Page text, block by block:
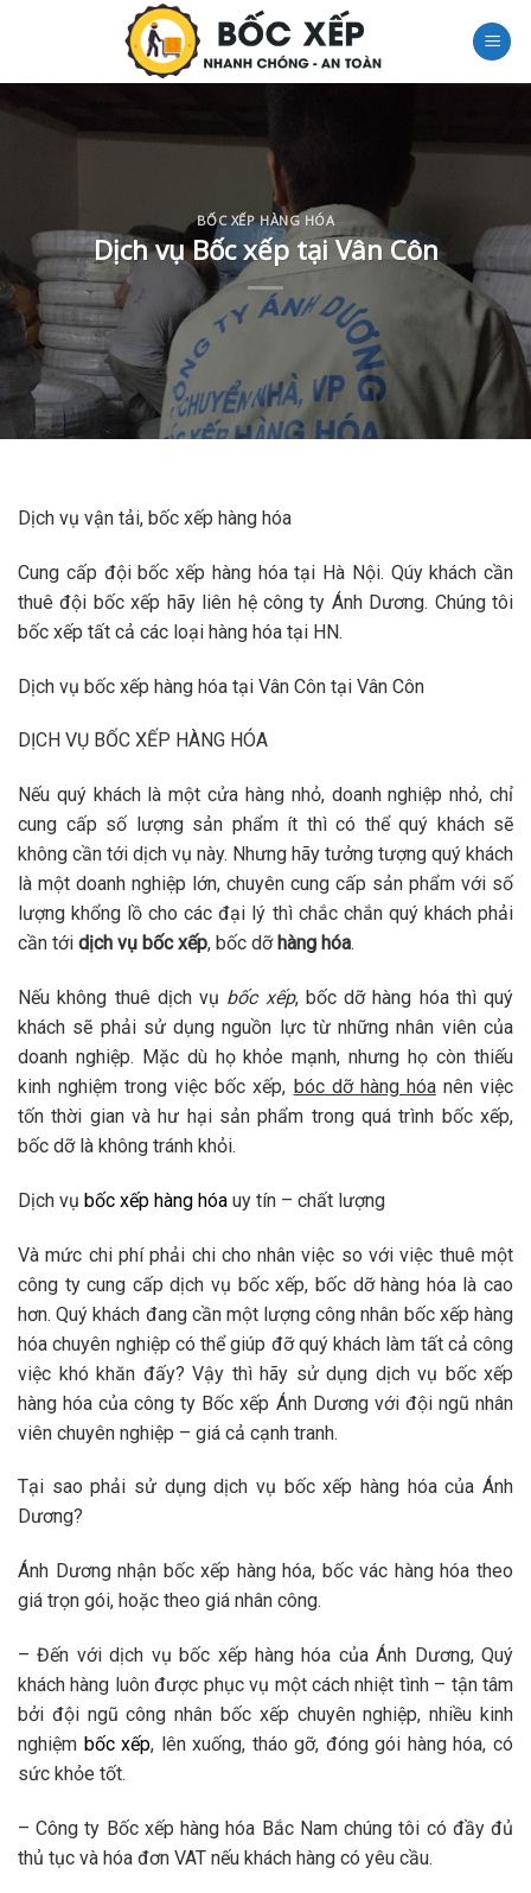
BỐC XẾP HÀNG HÓA
Dịch vụ Bốc xếp tại Vân Côn
Dịch vụ vận tải, bốc xếp hàng hóa
Cung cấp đội bốc xếp hàng hóa tại Hà Nội. Qúy khách cần
thuê đội bốc xếp hãy liên hệ công ty Ánh Dương. Chúng tôi
bốc xếp tất cả các loại hàng hóa tại HN.
Dịch vụ bốc xếp hàng hóa tại Vân Côn tại Vân Côn
DỊCH VỤ BỐC XẾP HÀNG HÓA
Nếu quý khách là một cửa hàng nhỏ, doanh nghiệp nhỏ, chỉ
cung cấp số lượng sản phẩm ít thì có thể quý khách sẽ
không cần tới dịch vụ này. Nhưng hãy tưởng tượng quý khách
là một doanh nghiệp lớn, chuyên cung cấp sản phẩm với số
lượng khổng lồ cho các đại lý thì chắc chắn quý khách phải
cần tới dịch vụ bốc xếp, bốc dỡ hàng hóa.
Nếu không thuê dịch vụ bốc xếp, bốc dỡ hàng hóa thì quý
khách sẽ phải sử dụng nguồn lực từ những nhân viên của
doanh nghiệp. Mặc dù họ khỏe mạnh, nhưng họ còn thiếu
kinh nghiệm trong việc bốc xếp, bóc dỡ hàng hóanên việc
tốn thời gian và hư hại sản phẩm trong quá trình bốc xếp,
bốc dỡ là không tránh khỏi.
Dịch vụ bốc xếp hàng hóa uy tín – chất lượng
Và mức chi phí phải chi cho nhân việc so với việc thuê một
công ty cung cấp dịch vụ bốc xếp, bốc dỡ hàng hóa là cao
hơn. Quý khách đang cần một lượng công nhân bốc xếp hàng
hóa chuyên nghiệp có thể giúp đỡ quý khách làm tất cả công
việc khó khăn đấy? Vậy thì hãy sử dụng dịch vụ bốc xếp
hàng hóa của công ty Bốc xếp Ánh Dương với đội ngũ nhân
viên chuyên nghiệp – giá cả cạnh tranh.
Tại sao phải sử dụng dịch vụ bốc xếp hàng hóa của Ánh
Dương?
Ánh Dương nhận bốc xếp hàng hóa, bốc vác hàng hóa theo
giá trọn gói, hoặc theo giá nhân công.
– Đến với dịch vụ bốc xếp hàng hóa của Ánh Dương, Quý
khách hàng luôn được phục vụ một cách nhiệt tình – tận tâm
bởi đội ngũ công nhân bốc xếp chuyên nghiệp, nhiều kinh
nghiệm bốc xếp, lên xuống, tháo gỡ, đóng gói hàng hóa, có
sức khỏe tốt.
– Công ty Bốc xếp hàng hóa Bắc Nam chúng tôi có đầy đủ
thủ tục và hóa đơn VAT nếu khách hàng có yêu cầu.